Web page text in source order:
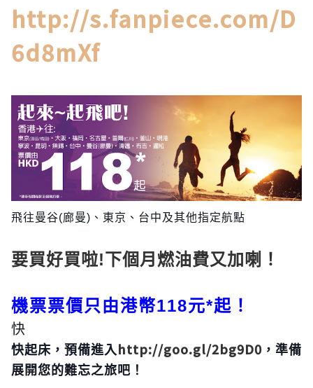
http://s.fanpiece.com/D
6d8mXf
飛往曼谷(廊曼)、東京、 台中及其他指定航點
要買好買啦!下個月燃油費又加喇！
機票票價只由港幣118元*起！
快
快起床，預備進入http://goo.gl/2bg9D0 ，準備
展開您的難忘之旅吧！